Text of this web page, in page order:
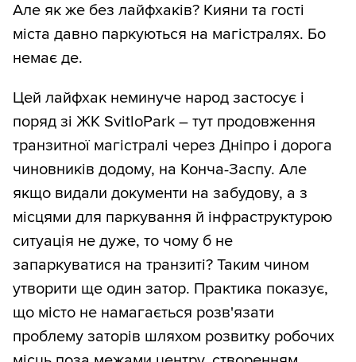
Але як же без лайфхаків? Кияни та гості
міста давно паркуються на магістралях. Бо
немає де.
Цей лайфхак неминуче народ застосує і
поряд зі ЖК SvitloPark – тут продовження
транзитної магістралі через Дніпро і дорога
чиновників додому, на Конча-Заспу. Але
якщо видали документи на забудову, а з
місцями для паркування й інфраструктурою
ситуація не дуже, то чому б не
запаркуватися на транзиті? Таким чином
утворити ще один затор. Практика показує,
що місто не намагається розв'язати
проблему заторів шляхом розвитку робочих